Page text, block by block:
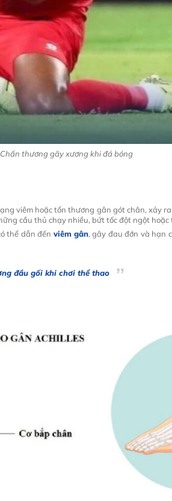
Chấn thương gãy xương khi đá bóng
viêm hoặc tổn thương gân gót chân, xảy
cầu thủ chạy nhiều, bứt tốc đột ngột
thể dẫn đến viêm gân, gây đau đớn và hạn
đầu gối khi chơi thể thao